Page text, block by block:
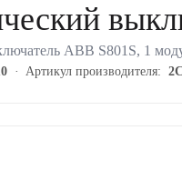
ABB S801S, 1
Артикул производителя: